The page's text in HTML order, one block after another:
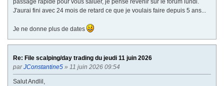
passage rapide pour vous saluer, je pense revenir sur le forum lundi.
J'aurai fini avec 24 mois de retard ce que je voulais faire depuis 5 ans...
Je ne donne plus de dates
Re: File scalping/day trading du jeudi 11 juin 2026
parJConstantine5 » 11 juin 2026 09:54
Salut Andlil,